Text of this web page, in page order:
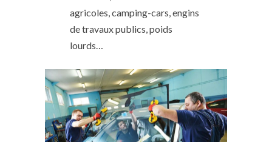
agricoles, camping-cars, engins
de travaux publics, poids
lourds…